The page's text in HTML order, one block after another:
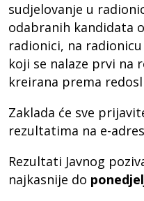
sudjelovanje u
odabranih kandidata
radionici, na
koji se nalaze prvi na
kreirana prema
Zaklada će sve
rezultatima na e-
Rezultati Javnog
najkasnije do